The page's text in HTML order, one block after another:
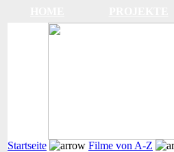
Startseite Filme von A-Z